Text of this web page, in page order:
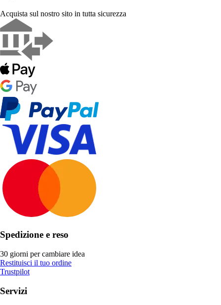
Acquista sul nostro sito in tutta sicurezza
Spedizione e reso
30 giorni per cambiare idea
Restituisci il tuo ordine
Trustpilot
Servizi